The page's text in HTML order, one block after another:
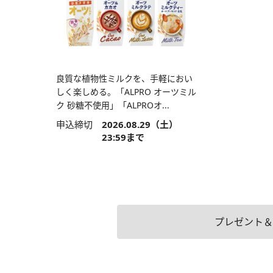
良質な植物性ミルクを、手軽におい
しく楽しめる。「ALPRO オーツミル
ク 砂糖不使用」「ALPROオ...
申込締切 2026.08.29（土）
23:59まで
プレゼント